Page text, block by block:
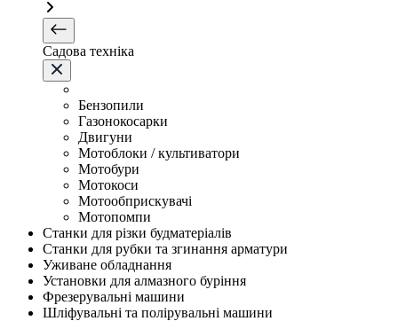
Садова техніка
Бензопили
Газонокосарки
Двигуни
Мотоблоки / культиватори
Мотобури
Мотокоси
Мотообприскувачі
Мотопомпи
Станки для різки будматеріалів
Станки для рубки та згинання арматури
Уживане обладнання
Установки для алмазного буріння
Фрезерувальні машини
Шліфувальні та полірувальні машини